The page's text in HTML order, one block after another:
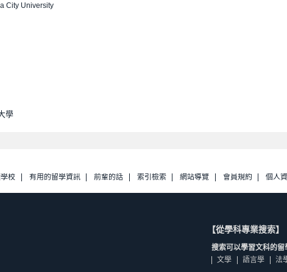
City University
學
校 有用的留學資訊 前輩的話 索引檢索 網站導覽 會員規約 個人
【從學科專業搜索】
搜索可以學習文科的留
文學
語言學 法